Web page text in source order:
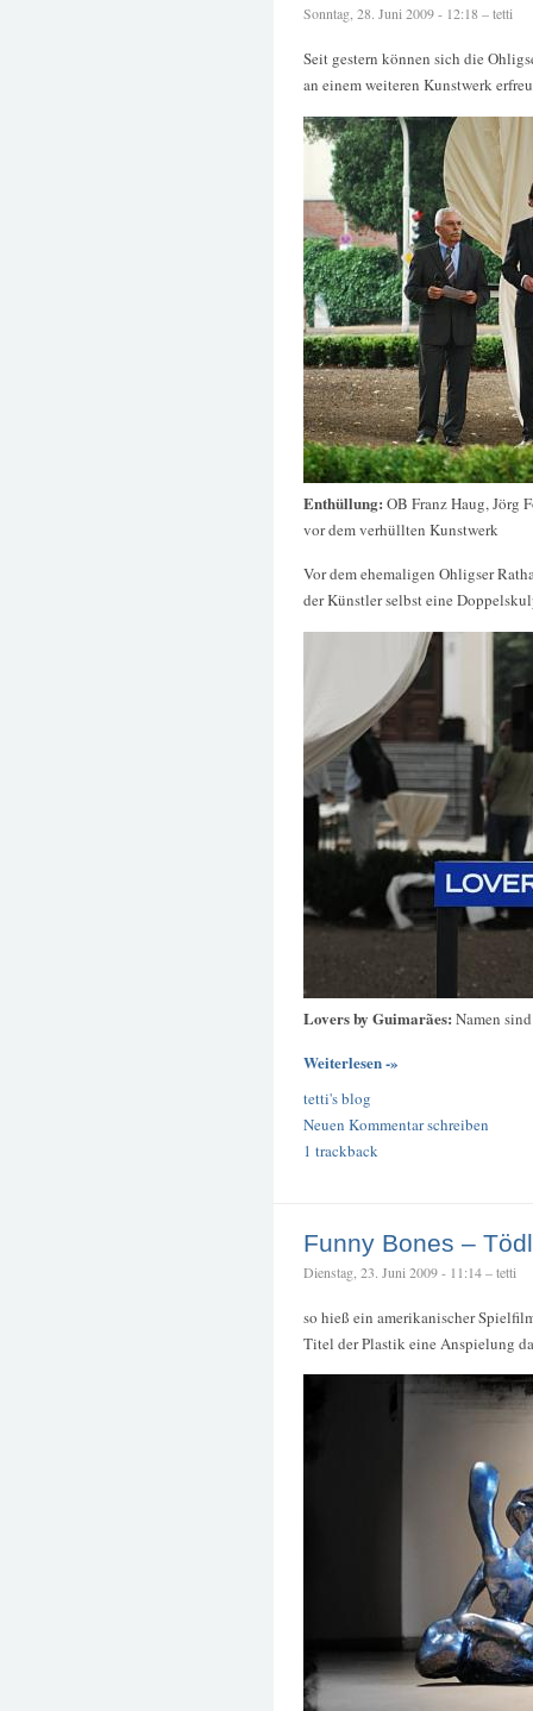
Sonntag, 28. Juni 2009 - 12:18 – tetti
Seit gestern können sich die
an einem weiteren Kunstwerk
Enthüllung: OB Franz Haug, Jörg
vor dem verhüllten Kunstwerk
Vor dem ehemaligen Ohligser
der Künstler selbst eine
Lovers by Guimarães: Namen
Weiterlesen -»
tetti's blog
Neuen Kommentar schreiben
1 trackback
Funny Bones –
Dienstag, 23. Juni 2009 - 11:14 – tetti
so hieß ein amerikanischer
Titel der Plastik eine Anspielung